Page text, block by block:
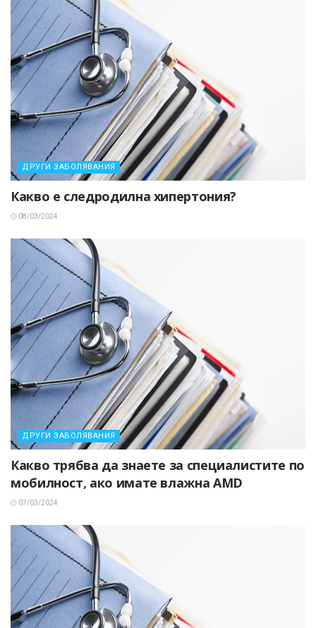
ДРУГИ ЗАБОЛЯВАНИЯ
Какво е следродилна хипертония?
08/03/2024
ДРУГИ ЗАБОЛЯВАНИЯ
Какво трябва да знаете за специалистите по
мобилност, ако имате влажна AMD
07/03/2024